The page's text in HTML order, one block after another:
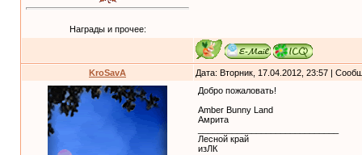
Награды и прочее:
KroSavA Дата: Вторник, 17.04.2012, 23:57 |
Добро пожаловать!
Amber Bunny Land
Амрита
Лесной край
изЛК